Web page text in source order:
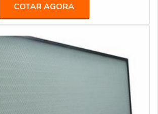
POUCO MAIS SOBRE
GELADAA Veneza Filtros
em criar aos parceiros uma
de alta qualidade onde são
e biblioteca técnica de apoio,
bebedouro agua gelada com
muitas maneiras eficientes de
e excelência em sua área de
Filtros se mostra referência por ter:
COTAR AGORA